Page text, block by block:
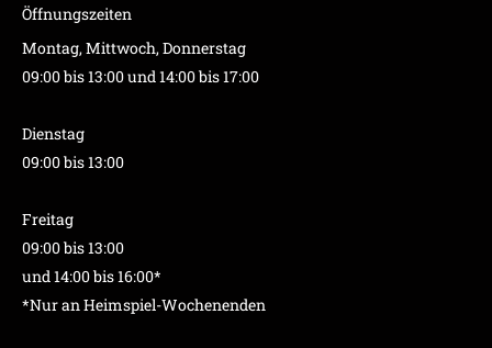
Öffnungszeiten
Montag, Mittwoch, Donnerstag
09:00 bis 13:00 und 14:00 bis 17:00
Dienstag
09:00 bis 13:00
Freitag
09:00 bis 13:00
und 14:00 bis 16:00*
*Nur an Heimspiel-Wochenenden